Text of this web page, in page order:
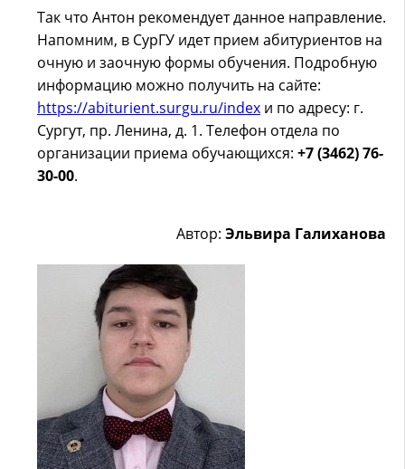
Так что Антон рекомендует данное направление.
Напомним, в СурГУ идет прием абитуриентов на
очную и заочную формы обучения. Подробную
информацию можно получить на сайте:
https://abiturient.surgu.ru/index и по адресу: г.
Сургут, пр. Ленина, д. 1. Телефон отдела по
организации приема обучающихся: +7 (3462) 76-
30-00.
Автор: Эльвира Галиханова